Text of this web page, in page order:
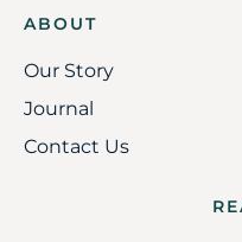
ABOUT
Our Story
Journal
Contact Us